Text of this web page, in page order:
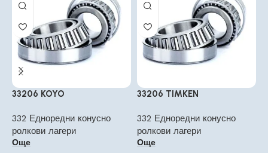
33206 KOYO
332 Едноредни конусно
ролкови лагери
Още
33206 TIMKEN
332 Едноредни конусно
ролкови лагери
Още